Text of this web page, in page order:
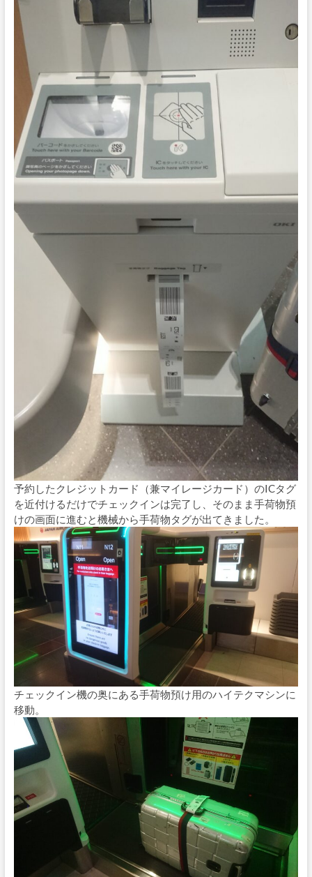
予約したクレジットカード（兼マイレージカード）のICタグ
を近付けるだけでチェックインは完了し、そのまま手荷物預
けの画面に進むと機械から手荷物タグが出てきました。
チェックイン機の奥にある手荷物預け用のハイテクマシンに
移動。